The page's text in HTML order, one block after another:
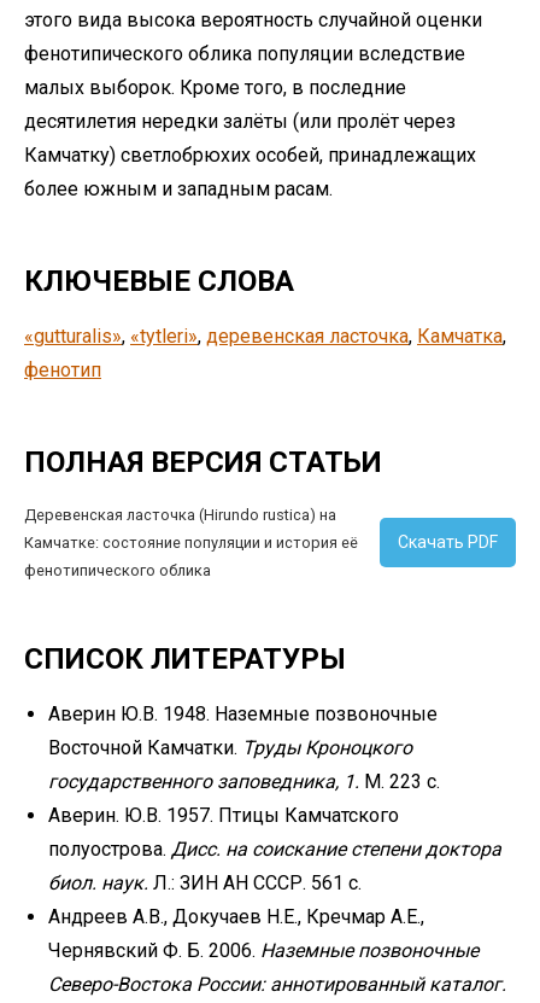
этого вида высока вероятность случайной оценки
фенотипического облика популяции вследствие
малых выборок. Кроме того, в последние
десятилетия нередки залёты (или пролёт через
Камчатку) светлобрюхих особей, принадлежащих
более южным и западным расам.
КЛЮЧЕВЫЕ СЛОВА
«gutturalis», «tytleri», деревенская ласточка, Камчатка
фенотип
ПОЛНАЯ ВЕРСИЯ СТАТЬИ
Деревенская ласточка (Hirundo rustica) на
Камчатке: состояние популяции и история её
фенотипического облика
Скачать PDF
СПИСОК ЛИТЕРАТУРЫ
Аверин Ю.В. 1948. Наземные позвоночные
Восточной Камчатки. Труды Кроноцкого
государственного заповедника, 1. М. 223 с.
Аверин. Ю.В. 1957. Птицы Камчатского
полуострова. Дисс. на соискание степени доктора
биол. наук. Л.: ЗИН АН СССР. 561 с.
Андреев А.В., Докучаев Н.Е., Кречмар А.Е.,
Чернявский Ф. Б. 2006. Наземные позвоночные
Северо-Востока России: аннотированный каталог.